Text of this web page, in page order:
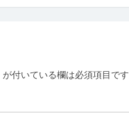
が付いている欄は必須項目です